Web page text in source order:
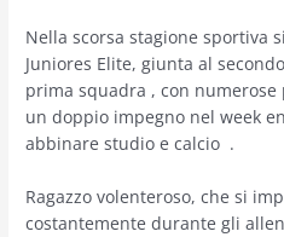
Nella scorsa stagione sportiva
Juniores Elite, giunta al
prima squadra , con numerose
un doppio impegno nel week
abbinare studio e calcio .
Ragazzo volenteroso, che si
costantemente durante gli